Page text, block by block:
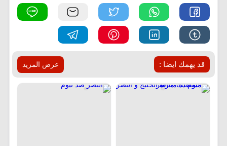
عرض المزيد قد يهمك ايضا :